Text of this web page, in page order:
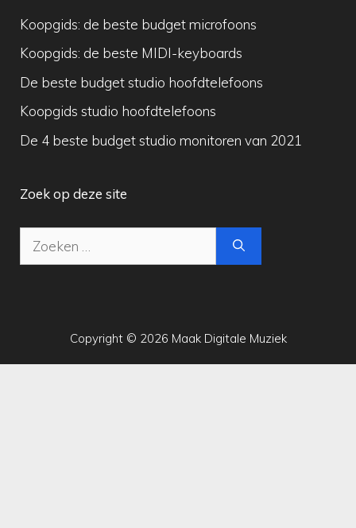
Koopgids: de beste budget microfoons
Koopgids: de beste MIDI-keyboards
De beste budget studio hoofdtelefoons
Koopgids studio hoofdtelefoons
De 4 beste budget studio monitoren van 2021
Zoek op deze site
Zoek
Copyright © 2026 Maak Digitale Muziek